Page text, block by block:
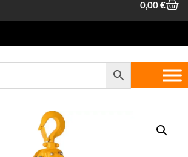
0,00€
/ Kito LB016